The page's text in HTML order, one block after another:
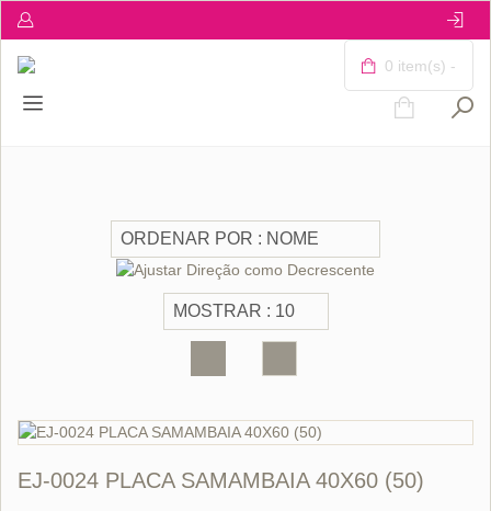
0 item(s) -
EJ-0024 PLACA SAMAMBAIA 40X60 (50)